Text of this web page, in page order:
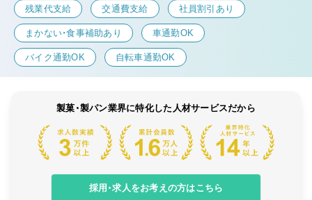
残業代支給 交通費支給 社員割引あり
まかない・食事補助あり 車通勤OK
バイク通勤OK 自転車通勤OK
製菓・製パン業界に特化した人材サービスだから
採用・求人をお考えの方はこちら